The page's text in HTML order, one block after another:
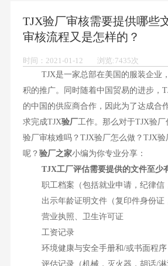
TJX验厂审核需要提供哪些
审核流程又是怎样的？
时间：2021-01-12 浏览:7435次
TJX是一家总部在美国的服装企业
积的推广。同时随着中国贸易的进步，
的中国的供应商合作，因此为了达成合
求完成TJX验厂工作。那么对于TJX验
验厂审核难吗？TJX验厂怎么做？TJX
呢？验厂之家小编为你专业分享：
TJX工厂评估需要提供的文件至少
职工档案（包括就业申请，纪律信
出示年龄证明文件（复印件身份证
营业执照、卫生许可证
工资记录
环境健康与安全手册和/或书面程序
评估记录（机械，灭火器，胡话/淋